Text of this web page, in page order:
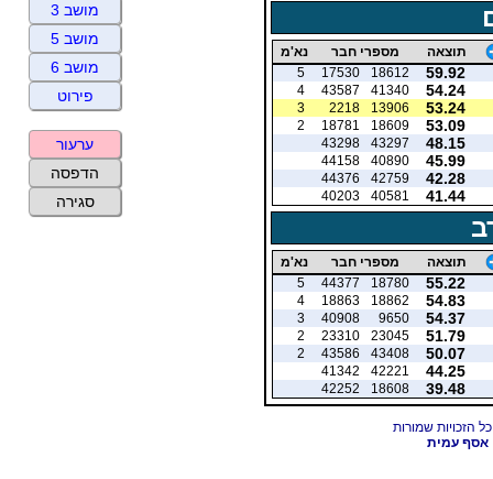
תוצאה מספרי חבר נא'מ
59.92
18612
17530
5
54.24
41340
43587
4
53.24
13906
2218
3
53.09
18609
18781
2
48.15
43297
43298
45.99
40890
44158
42.28
42759
44376
41.44
40581
40203
תוצאה מספרי חבר נא'מ
55.22
18780
44377
5
54.83
18862
18863
4
54.37
9650
40908
3
51.79
23045
23310
2
50.07
43408
43586
2
44.25
42221
41342
39.48
18608
42252
אסף עמית
מושב 3
מושב 5
מושב 6
פירוט
ערעור
הדפסה
סגירה